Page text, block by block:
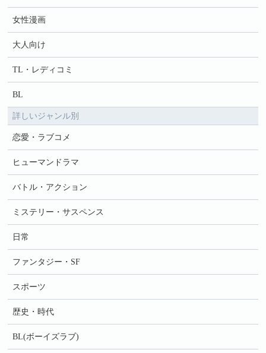
女性漫画
大人向け
TL・レディコミ
BL
詳しいジャンル別
恋愛・ラブコメ
ヒューマンドラマ
バトル・アクション
ミステリー・サスペンス
日常
ファンタジー・SF
スポーツ
歴史・時代
BL(ボーイズラブ)